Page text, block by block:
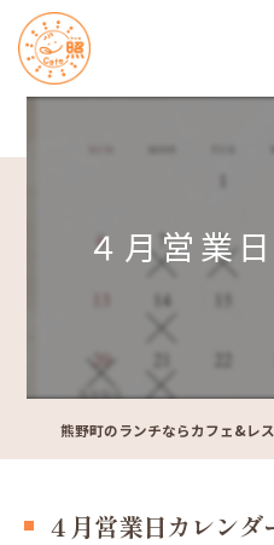
４月営業
４月営業日カレンダ